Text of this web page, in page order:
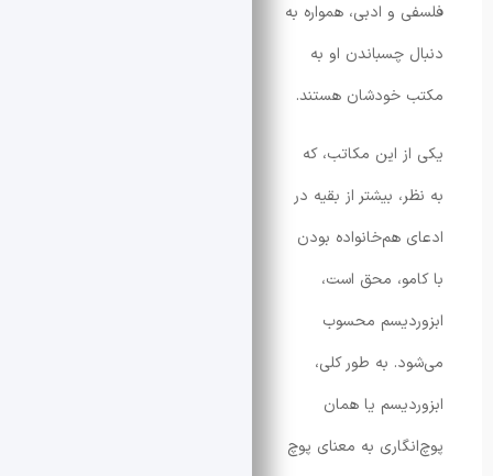
ادبی، همواره به
او به
هستند.
این مکاتب، که
بیشتر از بقیه در
بودن
محق است،
محسوب
به طور کلی،
یا همان
به معنای پوچ